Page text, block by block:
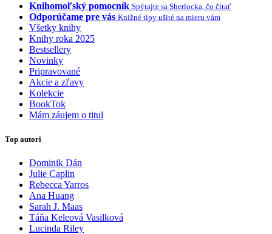
Knihomoľský pomocník Spýtajte sa Sherlocka, čo čítať
Odporúčame pre vás Knižné tipy ušité na mieru vám
Všetky knihy
Knihy roka 2025
Bestsellery
Novinky
Pripravované
Akcie a zľavy
Kolekcie
BookTok
Mám záujem o titul
Top autori
Dominik Dán
Julie Caplin
Rebecca Yarros
Ana Huang
Sarah J. Maas
Táňa Keleová Vasilková
Lucinda Riley